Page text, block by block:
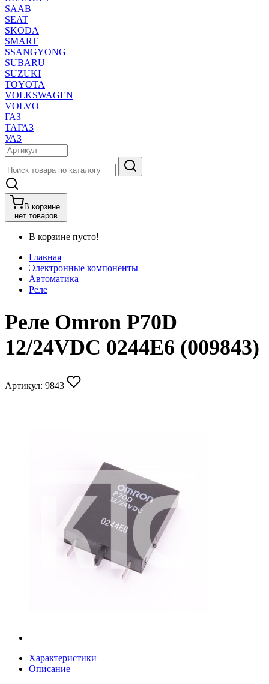
SAAB
SEAT
SKODA
SMART
SSANGYONG
SUBARU
SUZUKI
TOYOTA
VOLKSWAGEN
VOLVO
ГАЗ
ТАГАЗ
УАЗ
В корзине
нет товаров
В корзине пусто!
Главная
Электронные компоненты
Автоматика
Реле
Реле Omron P70D
12/24VDC 0244E6 (009843)
Артикул: 9843
Характеристики
Описание